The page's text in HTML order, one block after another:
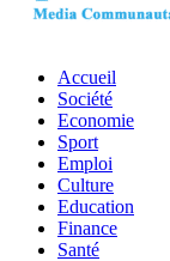
Accueil
Société
Economie
Sport
Emploi
Culture
Education
Finance
Santé